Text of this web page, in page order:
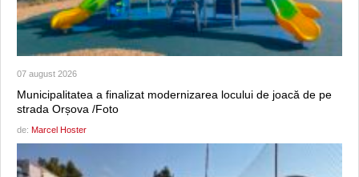
07 august 2026
Municipalitatea a finalizat modernizarea locului de joacă de pe
strada Orșova /Foto
de: Marcel Hoster